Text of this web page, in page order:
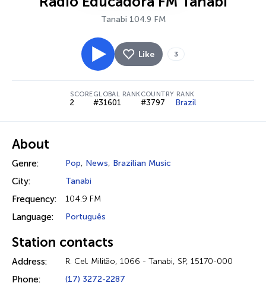
Tanabi 104.9 FM
Like 3
SCORE
2
GLOBAL RANK
#31601
COUNTRY RANK
#3797 Brazil
About
Genre: Pop, News, Brazilian Music
City: Tanabi
Frequency: 104.9 FM
Language: Português
Station contacts
Address: R. Cel. Militão, 1066 - Tanabi, SP, 15170-000
Phone: (17) 3272-2287